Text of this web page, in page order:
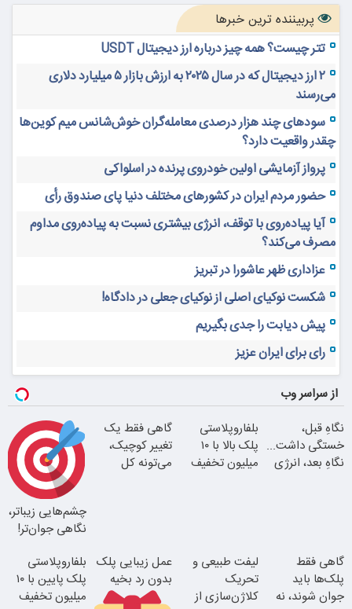
پربیننده ترین خبرها
تتر چیست؟ همه چیز درباره ارز دیجیتال USDT
۲ ارز دیجیتال که در سال ۲۰۲۵ به ارزش بازار ۵ میلیارد دلاری
می‌رسند
سودهای چند هزار درصدی معامله‌گران خوش‌شانس میم کوین‌ها
چقدر واقعیت دارد؟
پرواز آزمایشی اولین خودروی پرنده در اسلواکی
حضور مردم ایران در کشورهای مختلف دنیا پای صندوق رأی
آیا پیاده‌روی با توقف، انرژی بیشتری نسبت به پیاده‌روی مداوم
مصرف می‌کند؟
عزاداری ظهر عاشورا در تبریز
شکست نوکیای اصلی از نوکیای جعلی در دادگاه!
پیش دیابت را جدی بگیریم
رای برای ایران عزیز
از سراسر وب
نگاهِ قبل،
خستگی داشت...
نگاهِ بعد، انرژی
بلفا با 25%
تخفیف
بلفاروپلاستی
پلک بالا با ۱۰
میلیون تخفیف
گاهی فقط یک
تغییر کوچیک،
می‌تونه کل
تغییر طبیعی
چشم‌هایی زیباتر،
نگاهی جوان‌تر!
گاهی فقط
پلک‌ها باید
جوان شوند، نه
لیفت طبیعی و
تحریک
کلاژن‌سازی از
عمل زیبایی پلک
بدون رد بخیه
بلفاروپلاستی
پلک پایین با ۱۰
میلیون تخفیف